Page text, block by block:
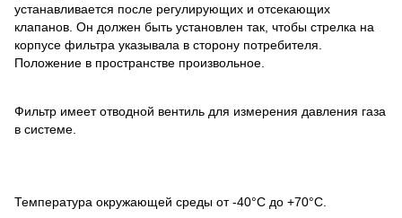
устанавливается после регулирующих и отсекающих
клапанов. Он должен быть установлен так, чтобы стрелка на
корпусе фильтра указывала в сторону потребителя.
Положение в пространстве произвольное.
Фильтр имеет отводной вентиль для измерения давления газа
в системе.
Температура окружающей среды от -40°С до +70°С.